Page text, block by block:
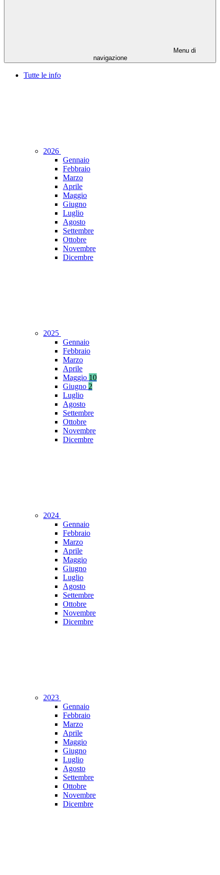
Menu di
navigazione
Tutte le info
2026
Gennaio
Febbraio
Marzo
Aprile
Maggio
Giugno
Luglio
Agosto
Settembre
Ottobre
Novembre
Dicembre
2025
Gennaio
Febbraio
Marzo
Aprile
Maggio 10
Giugno 2
Luglio
Agosto
Settembre
Ottobre
Novembre
Dicembre
2024
Gennaio
Febbraio
Marzo
Aprile
Maggio
Giugno
Luglio
Agosto
Settembre
Ottobre
Novembre
Dicembre
2023
Gennaio
Febbraio
Marzo
Aprile
Maggio
Giugno
Luglio
Agosto
Settembre
Ottobre
Novembre
Dicembre